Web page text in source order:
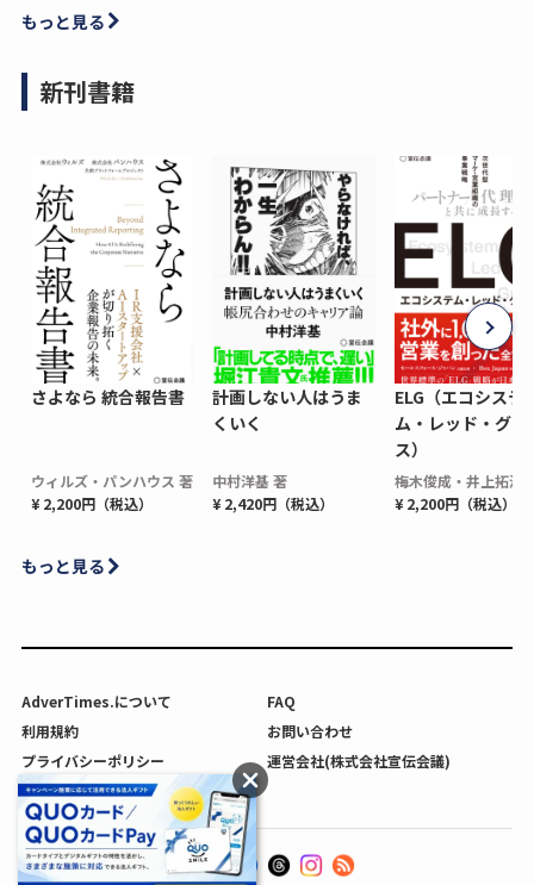
もっと見る
新刊書籍
さよなら 統合報告書
ウィルズ・パンハウス 著
¥ 2,200円（税込）
計画しない人はうま
くいく
中村洋基 著
¥ 2,420円（税込）
ELG（エコシステ
ム・レッド・グロ
ス）
梅木俊成・井上拓海
¥ 2,200円（税込）
もっと見る
AdverTimes.について
FAQ
利用規約
お問い合わせ
プライバシーポリシー
運営会社(株式会社宣伝会議)
利用者情報の外部送信について